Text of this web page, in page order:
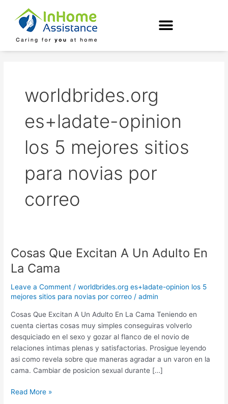
content
worldbrides.org
es+ladate-opinion
los 5 mejores sitios
para novias por
correo
Cosas Que Excitan A Un Adulto En
La Cama
Leave a Comment /worldbrides.org es+ladate-opinion los 5
mejores sitios para novias por correo /admin
Cosas Que Excitan A Un Adulto En La Cama Teniendo en
cuenta ciertas cosas muy simples conseguiras volverlo
desquiciado en el sexo y gozar al flanco de el novio de
relaciones intimas plenas y satisfactorias. Prosigue leyendo
asi­ como revela sobre que maneras agradar a un varon en la
cama. Cambiar de posicion sexual durante […]
Cosas
Que
Excitan
A
Un
En
La
Cama
Read More »